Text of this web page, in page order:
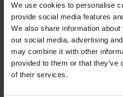
We use cookies to personalise
provide social media features
We also share information
our social media, advertising
may combine it with other
provided to them or that
of their services.
Sécurité fonctionnelle (FS)
Pour faciliter l'utilisation du
propose un programme PLC
code de ce programme a été